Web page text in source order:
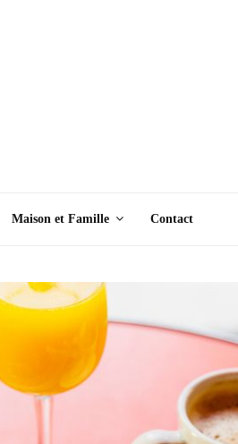
Maison et Famille Contact